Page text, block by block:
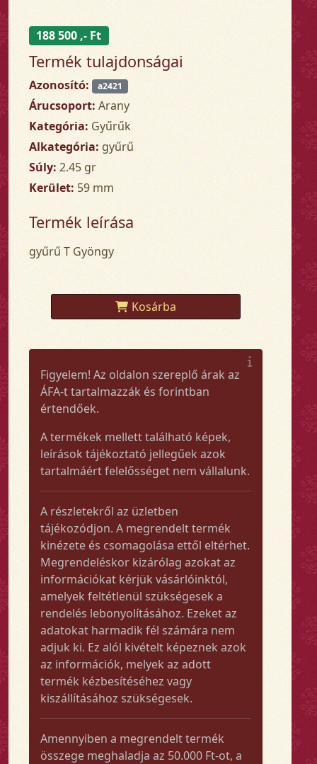
188 500 ,- Ft
Termék tulajdonságai
Azonosító: a2421
Árucsoport: Arany
Kategória: Gyűrűk
Alkategória: gyűrű
Súly: 2.45 gr
Kerület: 59 mm
Termék leírása
gyűrű T Gyöngy
Kosárba
Figyelem! Az oldalon szereplő árak az
ÁFA-t tartalmazzák és forintban
értendőek.
A termékek mellett található képek,
leírások tájékoztató jellegűek azok
tartalmáért felelősséget nem vállalunk.
A részletekről az üzletben
tájékozódjon. A megrendelt termék
kinézete és csomagolása ettől eltérhet.
Megrendeléskor kizárólag azokat az
információkat kérjük vásárlóinktól,
amelyek feltétlenül szükségesek a
rendelés lebonyolításához. Ezeket az
adatokat harmadik fél számára nem
adjuk ki. Ez alól kivételt képeznek azok
az információk, melyek az adott
termék kézbesítéséhez vagy
kiszállításához szükségesek.
Amennyiben a megrendelt termék
összege meghaladja az 50.000 Ft-ot, a